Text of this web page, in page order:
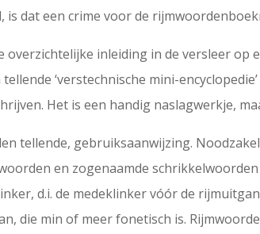
dat een crime voor de
inleiding in de versleer op
‘verstechnische mini-
Het is een handig naslagwerkje,
tellende, gebruiksaanwijzing.
en zogenaamde
d.i. de medeklinker vóór de
die min of meer fonetisch is.